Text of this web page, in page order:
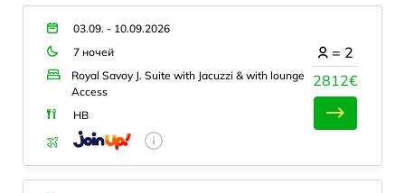
03.09. - 10.09.2026
7 ночей
Royal Savoy J. Suite with Jacuzzi & with lounge
Access
HB
2812€
= 2